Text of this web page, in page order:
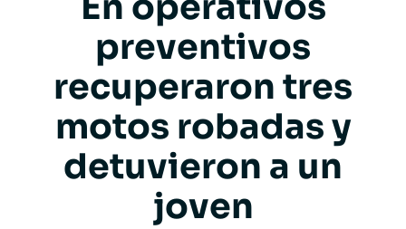
preventivos
recuperaron tres
motos robadas y
detuvieron a un
joven